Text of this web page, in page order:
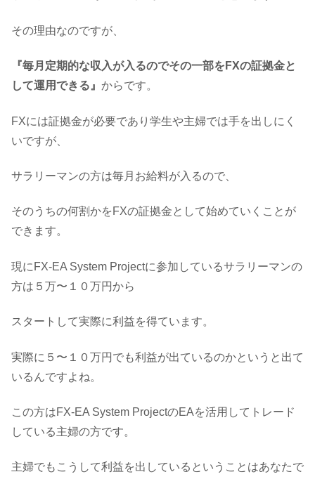
その理由なのですが、
『毎月定期的な収入が入るのでその一部をFXの証拠金と
して運用できる』 からです。
FXには証拠金が必要であり学生や主婦では手を出しにく
いですが、
サラリーマンの方は毎月お給料が入るので、
そのうちの何割かをFXの証拠金として始めていくことが
できます。
現にFX-EA System Projectに参加しているサラリーマンの
方は５万〜１０万円から
スタートして実際に利益を得ています。
実際に５〜１０万円でも利益が出ているのかというと出て
いるんですよね。
この方はFX-EA System ProjectのEAを活用してトレード
している主婦の方です。
主婦でもこうして利益を出しているということはあなたで